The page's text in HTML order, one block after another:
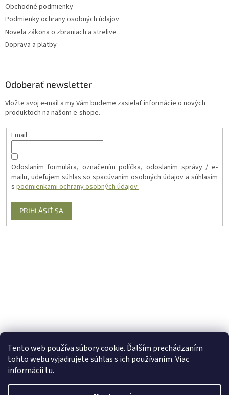
Tento web používa súbory cookie. Ďalším prechádzaním
tohto webu vyjadrujete súhlas s ich používaním. Viac
informáciítu.
Obchodné podmienky
Podmienky ochrany osobných údajov
Novela zákona o zbraniach a strelive
Doprava a platby
Odoberať newsletter
Vložte svoj e-mail a my Vám budeme zasielať informácie o nových
produktoch na našom e-shope.
Email
Odoslaním formulára, označením políčka, odoslaním správy / e-
mailu, udeľujem súhlas so spacúvaním osobných údajov a súhlasím
s podmienkami ochrany osobných údajov
PRIHLÁSIŤ SA